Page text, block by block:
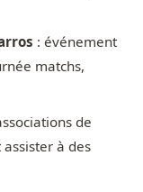
: événement
matchs,
de
à des